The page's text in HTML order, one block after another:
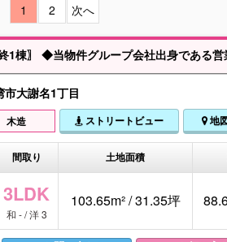
1 2 次へ
つでも見学できます 〇家具家電も住宅ローンに組込み可 〇住宅ローン審査だけでもOK ※建物価格以外に必要な諸費用の抑え方も全力で対応させていただきますのでお気軽
市大謝名1丁目
木造 ストリートビュー 地
間取り 土地面積
3LDK
和 - / 洋 3
103.65m² / 31.35坪